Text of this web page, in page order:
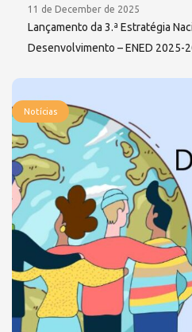
11 de December de 2025
Lançamento da 3.ª Estratégia
Desenvolvimento – ENED 2025-
Notícias